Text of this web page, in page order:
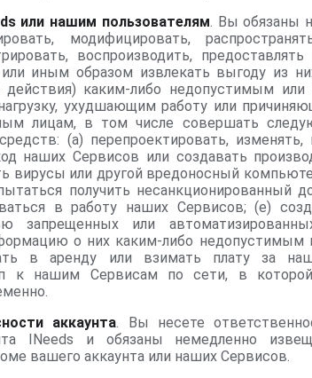
или нашим пользователям. Вы обязаны
модифицировать,
воспроизводить,
иным образом извлекать выгоду из
каким-либо недопустимым
ухудшающим работу или
лицам, в том числе совершать
(a) перепроектировать,
наших Сервисов или создавать
вирусы или другой вредоносный
получить
в работу наших Сервисов; (e)
запрещенных или
о них каким-либо недопустимым
в аренду или взимать плату за
к нашим Сервисам по сети, в
аккаунта. Вы несете
INeeds и обязаны немедленно
вашего аккаунта или наших Сервисов.